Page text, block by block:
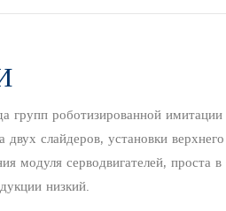
роботизированной имитации
двух слайдеров, установки
модуля серводвигателей, проста в
низкий.